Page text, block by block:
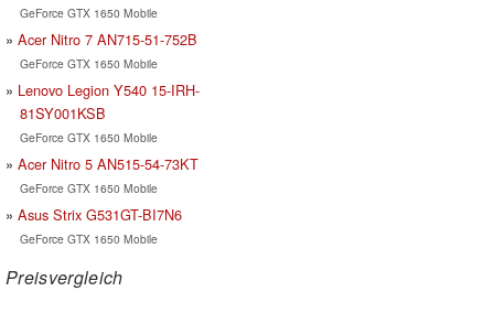
GeForce GTX 1650 Mobile
Acer Nitro 7 AN715-51-752B
GeForce GTX 1650 Mobile
Lenovo Legion Y540 15-IRH-
81SY001KSB
GeForce GTX 1650 Mobile
Acer Nitro 5 AN515-54-73KT
GeForce GTX 1650 Mobile
Asus Strix G531GT-BI7N6
GeForce GTX 1650 Mobile
Preisvergleich